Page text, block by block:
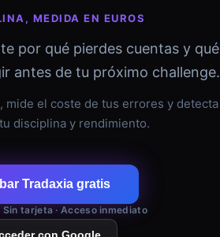
MEDIDA EN EUROS
por qué pierdes cuentas y qué
antes de tu próximo challenge.
mide el coste de tus errores y detecta
disciplina y rendimiento.
Tradaxia gratis
Sin tarjeta · Acceso inmediato